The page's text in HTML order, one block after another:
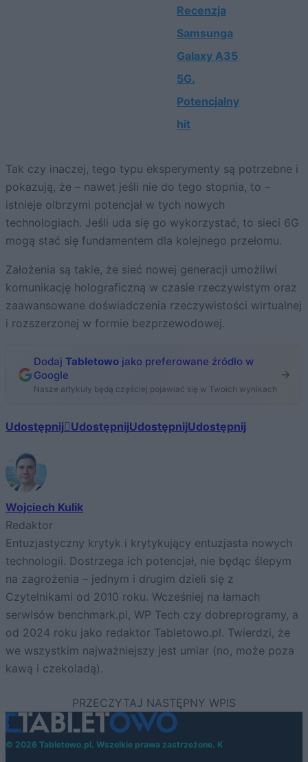
Recenzja
Samsunga
Galaxy A35
5G.
Potencjalny
hit
Tak czy inaczej, tego typu eksperymenty są potrzebne i
pokazują, że – nawet jeśli nie do tego stopnia, to –
istnieje olbrzymi potencjał w tych nowych
technologiach. Jeśli uda się go wykorzystać, to sieci 6G
mogą stać się fundamentem dla kolejnego przełomu.
Założenia są takie, że sieć nowej generacji umożliwi
komunikację holograficzną w czasie rzeczywistym oraz
zaawansowane doświadczenia rzeczywistości wirtualnej
i rozszerzonej w formie bezprzewodowej.
Dodaj Tabletowo jako preferowane źródło w
Google
Nasze artykuły będą częściej pojawiać się w Twoich wynikach
Udostępnij UdostępnijUdostępnijUdostępnij
Wojciech Kulik
Redaktor
Entuzjastyczny krytyk i krytykujący entuzjasta nowych
technologii. Dostrzega ich potencjał, nie będąc ślepym
na zagrożenia – jednym i drugim dzieli się z
Czytelnikami od 2010 roku. Wcześniej na łamach
serwisów benchmark.pl, WP Tech czy dobreprogramy, a
od 2024 roku jako redaktor Tabletowo.pl. Twierdzi, że
we wszystkim najważniejszy jest umiar (no, może poza
kawą i czekoladą).
© 2026 Tabletowo.pl. Wszelkie prawa zastrzeżone. K